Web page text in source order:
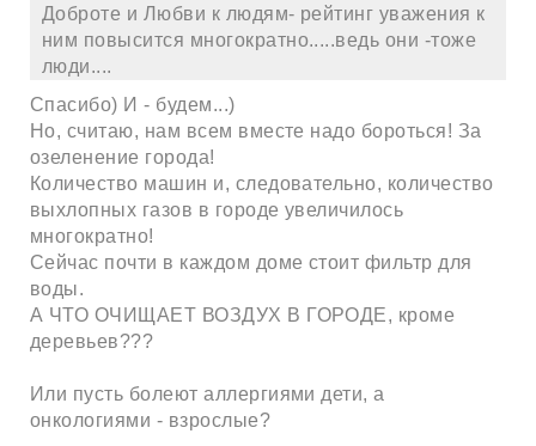
Доброте и Любви к людям- рейтинг уважения к
ним повысится многократно.....ведь они -тоже
люди....
Спасибо) И - будем...)
Но, считаю, нам всем вместе надо бороться! За
озеленение города!
Количество машин и, следовательно, количество
выхлопных газов в городе увеличилось
многократно!
Сейчас почти в каждом доме стоит фильтр для
воды.
А ЧТО ОЧИЩАЕТ ВОЗДУХ В ГОРОДЕ, кроме
деревьев???
Или пусть болеют аллергиями дети, а
онкологиями - взрослые?